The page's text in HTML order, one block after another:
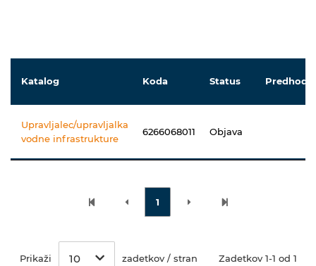
Katalog Koda Status
Upravljalec/upravljalka
vodne infrastrukture
6266068011 Objava
1
Prikaži 10 zadetkov / stran Zadetkov 1-1 od 1